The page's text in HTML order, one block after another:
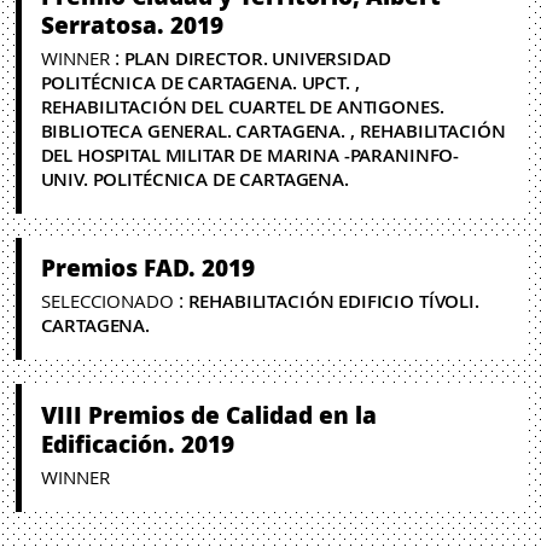
Serratosa. 2019
WINNER: PLAN DIRECTOR. UNIVERSIDAD
POLITÉCNICA DE CARTAGENA. UPCT.
REHABILITACIÓN DEL CUARTEL DE ANTIGONES.
BIBLIOTECA GENERAL. CARTAGENA.
REHABILITACIÓN
DEL HOSPITAL MILITAR DE MARINA -PARANINFO-
UNIV. POLITÉCNICA DE CARTAGENA.
Premios FAD. 2019
SELECCIONADO : REHABILITACIÓN EDIFICIO TÍVOLI.
CARTAGENA.
VIII Premios de Calidad en la
Edificación. 2019
WINNER